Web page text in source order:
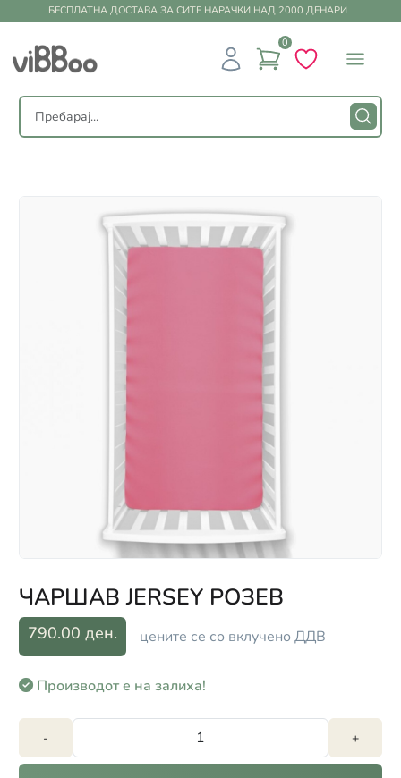
БЕСПЛАТНА ДОСТАВА ЗА СИТЕ НАРАЧКИ НАД 2000 ДЕНАРИ
0
ЧАРШАВ JERSEY РОЗЕВ
790.00 ден. цените се со вклучено ДДВ
Производот е на залиха!
- +